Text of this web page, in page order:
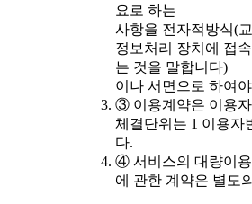
요로 하는
사항을 전자적방식(
정보처리 장치에 접
는 것을 말합니다)
이나 서면으로 하여
③ 이용계약은 이용
체결단위는 1 이용자
다.
④ 서비스의 대량이
에 관한 계약은 별도